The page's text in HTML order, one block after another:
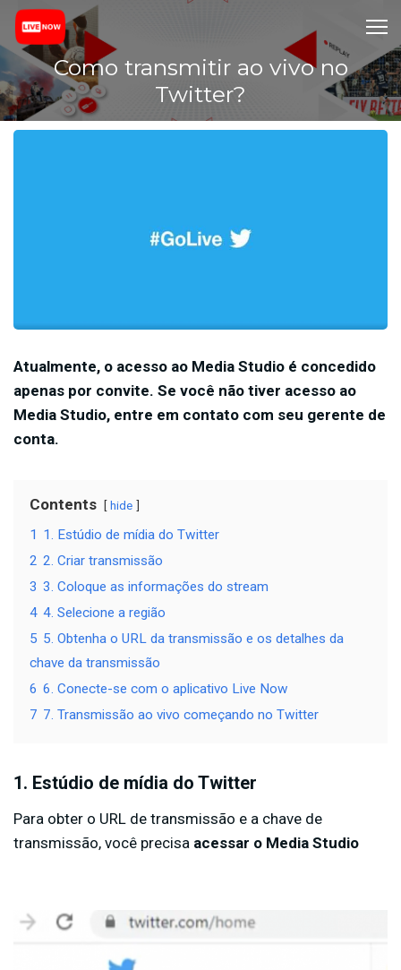
Como transmitir ao vivo no
Twitter?
Atualmente, o acesso ao Media Studio é concedido
apenas por convite. Se você não tiver acesso ao
Media Studio, entre em contato com seu gerente de
conta.
Contents hide
1 1. Estúdio de mídia do Twitter
2 2. Criar transmissão
3 3. Coloque as informações do stream
4 4. Selecione a região
5 5. Obtenha o URL da transmissão e os detalhes da
chave da transmissão
6 6. Conecte-se com o aplicativo Live Now
7 7. Transmissão ao vivo começando no Twitter
1. Estúdio de mídia do Twitter
Para obter o URL de transmissão e a chave de
transmissão, você precisa acessar o Media Studio